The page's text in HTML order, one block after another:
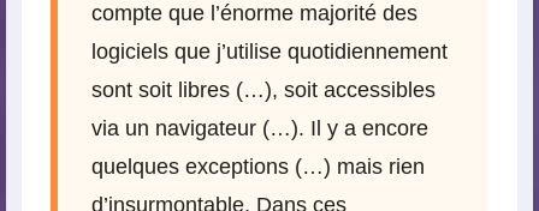
compte que l’énorme majorité des
logiciels que j’utilise quotidiennement
sont soit libres (…), soit accessibles
via un navigateur (…). Il y a encore
quelques exceptions (…) mais rien
d’insurmontable. Dans ces